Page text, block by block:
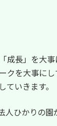
長」を大事
を大事にし
いきます。
ひかりの園